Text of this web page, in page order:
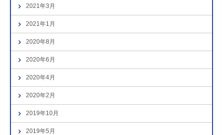
2021年3月
2021年1月
2020年8月
2020年6月
2020年4月
2020年2月
2019年10月
2019年5月